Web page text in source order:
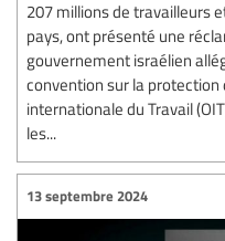
207 millions de travailleurs
pays, ont présenté une
gouvernement israélien
convention sur la protection
internationale du Travail
les...
13 septembre 2024